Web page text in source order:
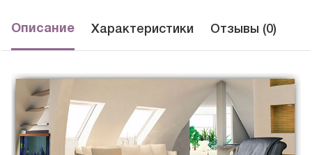
Описание Характеристики Отзывы (0)